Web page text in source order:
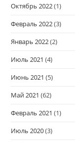
Октябрь 2022(1)
Февраль 2022(3)
Январь 2022(2)
Июль 2021 (4)
Июнь 2021 (5)
Май 2021 (62)
Февраль 2021 (1)
Июль 2020(3)